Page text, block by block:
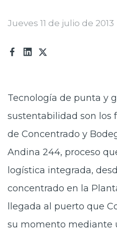
Jueves 11 de julio de 2013
Tecnología de punta y
sustentabilidad son los
de Concentrado y
Andina 244, proceso
logística integrada,
concentrado en la
llegada al puerto que
su momento mediante